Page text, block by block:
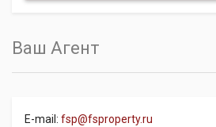
Ваш Агент
E-mail: fsp@fsproperty.ru